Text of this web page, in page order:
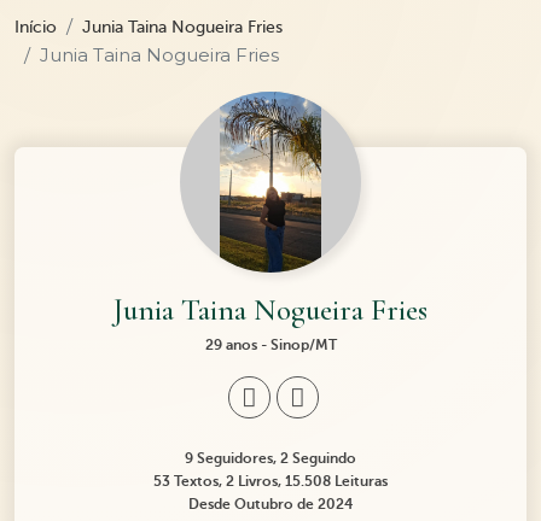
Início Junia Taina Nogueira Fries
Junia Taina Nogueira Fries
Junia Taina Nogueira Fries
29 anos - Sinop/MT
9 Seguidores, 2 Seguindo
53 Textos, 2 Livros, 15.508 Leituras
Desde Outubro de 2024